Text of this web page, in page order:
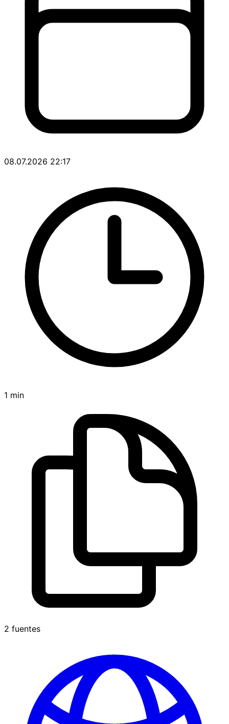
08.07.2026 22:17
1 min
2 fuentes